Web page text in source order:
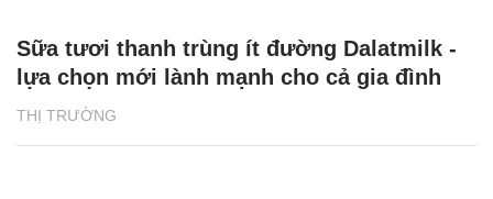
THỊ TRƯỜNG
Sữa tươi thanh trùng ít đường Dalatmilk -
lựa chọn mới lành mạnh cho cả gia đình